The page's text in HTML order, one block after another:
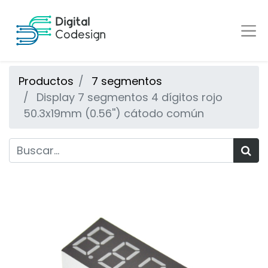
Productos
7 segmentos
Display 7 segmentos 4 dígitos rojo
50.3x19mm (0.56'') cátodo común